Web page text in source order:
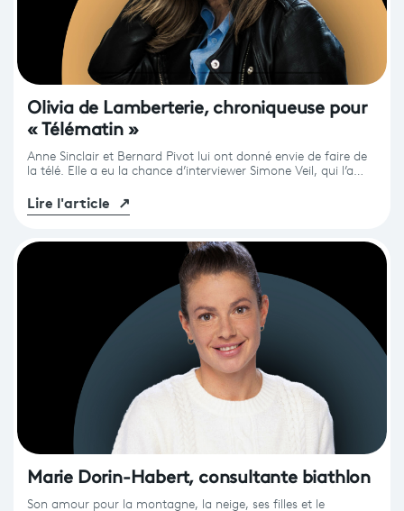
Olivia de Lamberterie, chroniqueuse pour
« Télématin »
Anne Sinclair et Bernard Pivot lui ont donné envie de faire de
la télé. Elle a eu la chance d’interviewer Simone Veil, qui l’a…
Lire l'article ↗
Marie Dorin-Habert, consultante biathlon
Son amour pour la montagne, la neige, ses filles et le